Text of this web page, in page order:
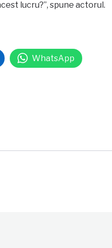
lucru?”, spune actorul.
WhatsApp